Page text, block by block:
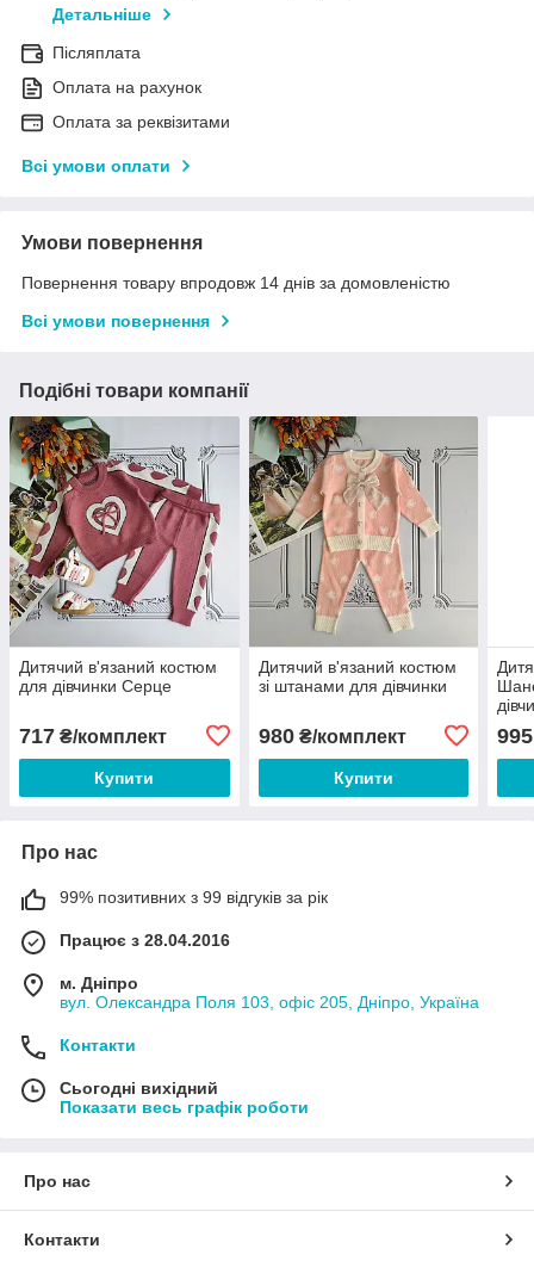
Детальніше
Післяплата
Оплата на рахунок
Оплата за реквізитами
Всі умови оплати
Умови повернення
Повернення товару впродовж 14 днів за домовленістю
Всі умови повернення
Подібні товари компанії
Дитячий в'язаний костюм
для дівчинки Серце
717 ₴/комплект
Купити
Дитячий в'язаний костюм
зі штанами для дівчинки
980₴/комплект
Купити
995
Про нас
99% позитивних з 99 відгуків за рік
Працює з 28.04.2016
м. Дніпро
вул. Олександра Поля 103, офіс 205, Дніпро, Україна
Контакти
Сьогодні вихідний
Показати весь графік роботи
Про нас
Контакти